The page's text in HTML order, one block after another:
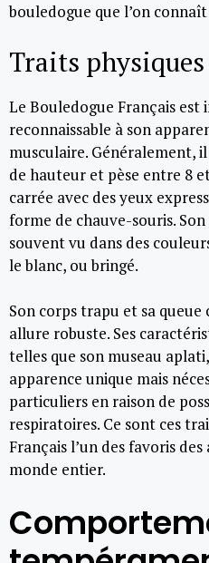
bouledogue que l’on
Traits
Le Bouledogue Français
reconnaissable à son
musculaire. Généralement,
de hauteur et pèse entre 8
carrée avec des yeux
forme de chauve-souris.
souvent vu dans des
le blanc, ou bringé.
Son corps trapu et sa
allure robuste. Ses
telles que son museau
apparence unique mais
particuliers en raison de
respiratoires. Ce sont ces
Français l’un des favoris
monde entier.